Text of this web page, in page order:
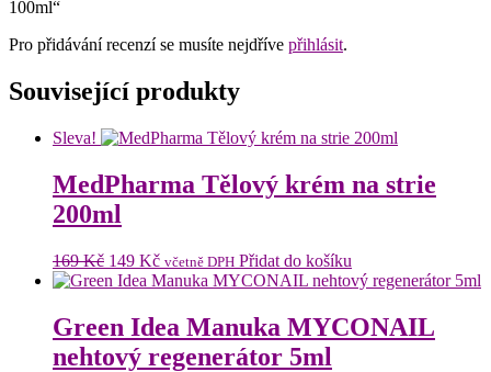
100ml“
Pro přidávání recenzí se musíte nejdříve přihlásit.
Související produkty
Sleva!
MedPharma Tělový krém na strie
200ml
169Kč Původní
cena
169 Kč.
149 KčAktuální
cena
149 Kč.
včetně DPH Přidat do košíku
Green Idea Manuka MYCONAIL
nehtový regenerátor 5ml